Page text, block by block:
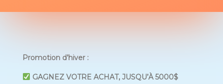
Promotion d’hiver :
GAGNEZ VOTRE ACHAT, JUSQU’À 5000$